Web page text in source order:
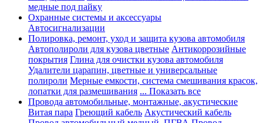
медные под пайку
Охранные системы и аксессуары
Автосигнализации
Полировка, ремонт, уход и защита кузова автомобиля
Автополироли для кузова цветные Антикоррозийные
покрытия Глина для очистки кузова автомобиля
Удалители царапин, цветные и универсальные
полироли Мерные емкости, система смешивания красок,
лопатки для размешивания ... Показать все
Провода автомобильные, монтажные, акустические
Витая пара Греющий кабель Акустический кабель